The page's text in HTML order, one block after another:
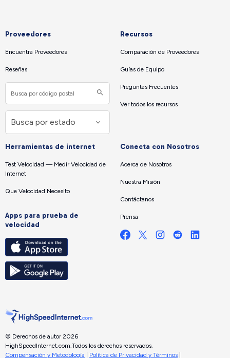
Proveedores
Encuentra Proveedores
Reseñas
Recursos
Comparación de Proveedores
Guías de Equipo
Preguntas Frecuentes
Ver todos los recursos
Herramientas de internet
Test Velocidad — Medir Velocidad de
Internet
Que Velocidad Necesito
Apps para prueba de
velocidad
Conecta con Nosotros
Acerca de Nosotros
Nuestra Misión
Contáctanos
Prensa
© Derechos de autor 2026
HighSpeedInternet.com. Todos los derechos reservados.
Compensación y Metodología
Política de Privacidad y Términos